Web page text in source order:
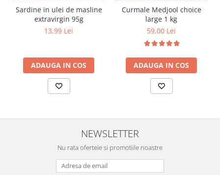
Sardine in ulei de masline
extravirgin 95g
13,99 Lei
ADAUGA IN COS
Curmale Medjool choice
large 1 kg
59,00 Lei
ADAUGA IN COS
NEWSLETTER
Nu rata ofertele si promotiile noastre